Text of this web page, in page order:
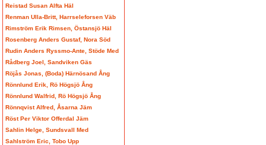
Reistad Susan Alfta Häl
Renman Ulla-Britt, Harrseleforsen Väb
Rimström Erik Rimsen, Östansjö Häl
Rosenberg Anders Gustaf, Nora Söd
Rudin Anders Ryssmo-Ante, Stöde Med
Rådberg Joel, Sandviken Gäs
Röjås Jonas, (Boda) Härnösand Ång
Rönnlund Erik, Rö Högsjö Ång
Rönnlund Walfrid, Rö Högsjö Ång
Rönnqvist Alfred, Åsarna Jäm
Röst Per Viktor Offerdal Jäm
Sahlin Helge, Sundsvall Med
Sahlström Eric, Tobo Upp